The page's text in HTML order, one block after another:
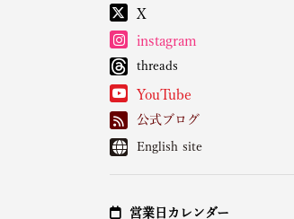
X
instagram
threads
YouTube
公式ブログ
English site
営業日カレンダー